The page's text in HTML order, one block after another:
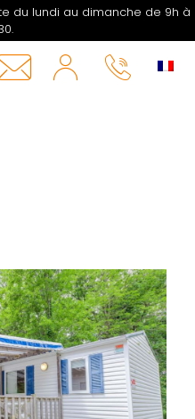
du lundi au dimanche de 9h à
MON
COMPTE